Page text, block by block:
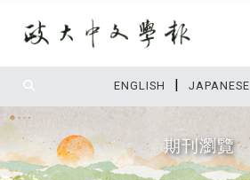
ENGLISH | JAPANESE
期刊瀏覽